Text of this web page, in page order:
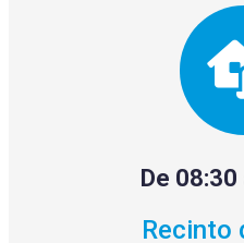
De 08:30
Recinto